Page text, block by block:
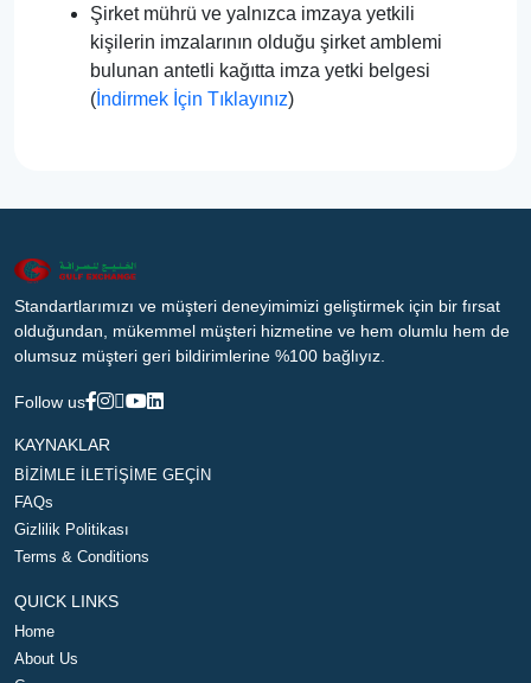
Şirket mührü ve yalnızca imzaya yetkili
kişilerin imzalarının olduğu şirket amblemi
bulunan antetli kağıtta imza yetki belgesi
( İndirmek İçin Tıklayınız)
Standartlarımızı ve müşteri deneyimimizi geliştirmek için bir fırsat
olduğundan, mükemmel müşteri hizmetine ve hem olumlu hem de
olumsuz müşteri geri bildirimlerine %100 bağlıyız.
Follow us
KAYNAKLAR
BİZİMLE İLETİŞİME GEÇİN
FAQs
Gizlilik Politikası
Terms & Conditions
QUICK LINKS
Home
About Us